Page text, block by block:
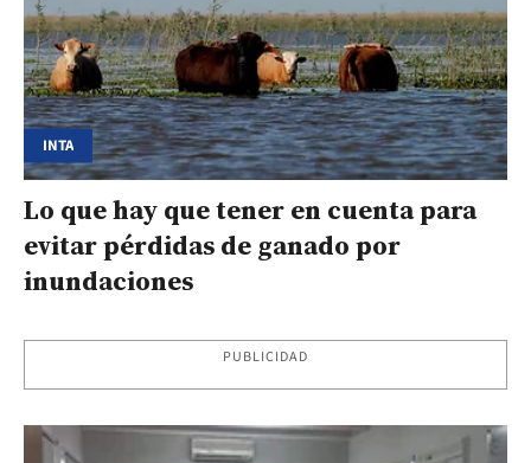
INTA
Lo que hay que tener en cuenta para
evitar pérdidas de ganado por
inundaciones
PUBLICIDAD